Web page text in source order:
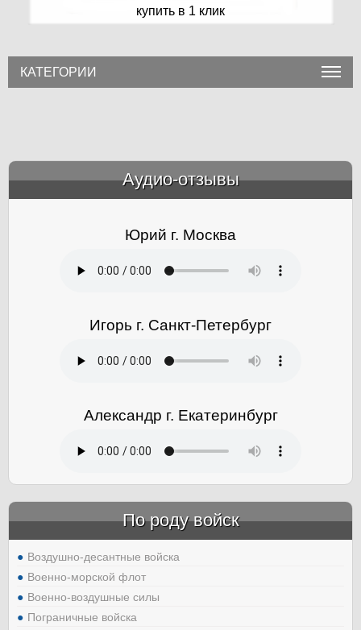
купить в 1 клик
КАТЕГОРИИ
Аудио-отзывы
Юрий г. Москва
Игорь г. Санкт-Петербург
Александр г. Екатеринбург
По роду войск
Воздушно-десантные войска
Военно-морской флот
Военно-воздушные силы
Пограничные войска